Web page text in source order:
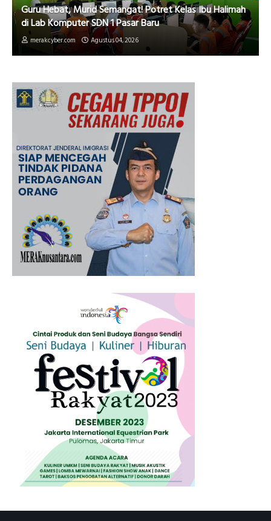
Guru Hebat, Murid Semangat! Potret Kelas Ibu Halimah
di Lab Komputer SDN 1 Pasar Baru
merakcyber.com Agustus 04, 2026